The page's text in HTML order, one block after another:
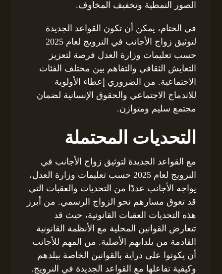
الصور النمطية وتخفيف المخاوف.
في الختام، يمكن أن تكون القواعد الجديدة
لتوثيق زواج الأجانب في النرويج لعام 2025
حسب تعليمات وزارة العدل فرصة لتعزيز
التعايش الثقافي والتفاهم بين مختلف الفئات
الاجتماعية. من الضروري إعطاء الأولوية
للاندماج الاجتماعي والحقوق الإنسانية لضمان
مجتمع سليم ومتوازن.
التحديات المحتملة
مع القواعد الجديدة لتوثيق زواج الأجانب في
النرويج لعام 2025 حسب تعليمات وزارة العدل،
يواجه الأجانب عددًا من التحديات والعقبات التي
قد تعوق مسارهم نحو الزواج الرسمي. من أبرز
هذه التحديات العقبات القانونية، حيث قد
تتعارض القوانين المحلية مع الأنظمة القانونية
القادمة من بلدانهم الأصلية. من المهم للأجانب
أن يكونوا على دراية بالقوانين الخاصة ببلدهم
وكيفية تفاعلها مع القواعد الجديدة في النرويج.